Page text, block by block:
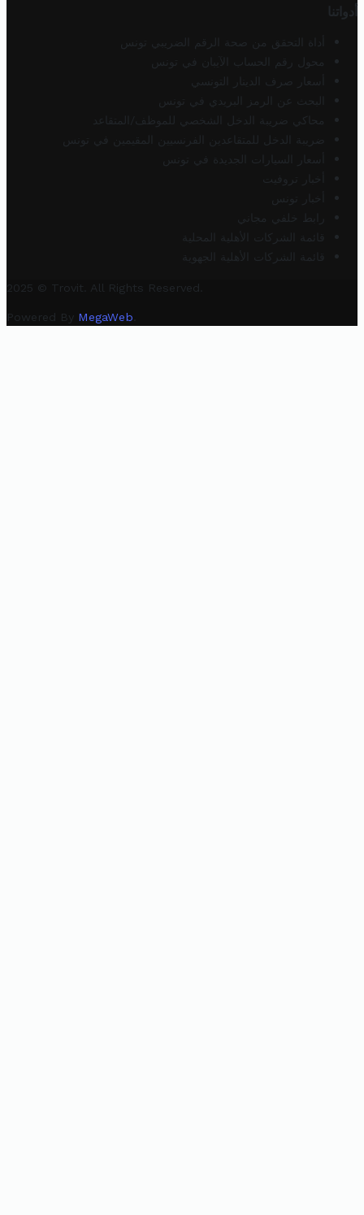
أدواتنا
أداة التحقق من صحة الرقم الضريبي تونس
محول رقم الحساب الآيبان في تونس
أسعار صرف الدينار التونسي
البحث عن الرمز البريدي في تونس
محاكي ضريبة الدخل الشخصي للموظف/المتقاعد
ضريبة الدخل للمتقاعدين الفرنسيين المقيمين في تونس
أسعار السيارات الجديدة في تونس
أخبار تروفيت
أخبار تونس
رابط خلفي مجاني
قائمة الشركات الأهلية المحلية
قائمة الشركات الأهلية الجهوية
2025 © Trovit. All Rights Reserved.
Powered By MegaWeb